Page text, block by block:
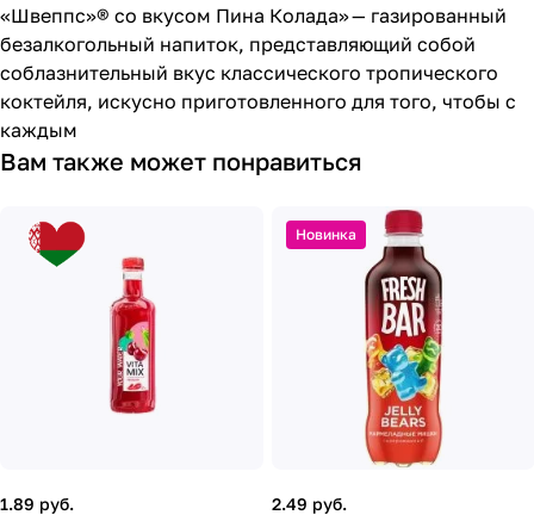
«Швеппс»® со вкусом Пина Колада» — газированный
безалкогольный напиток, представляющий собой
соблазнительный вкус классического тропического
коктейля, искусно приготовленного для того, чтобы с
каждым
Вам также может понравиться
1.89 руб.
Новинка
2.49 руб.